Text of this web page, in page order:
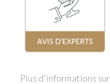
Plus d'informations sur